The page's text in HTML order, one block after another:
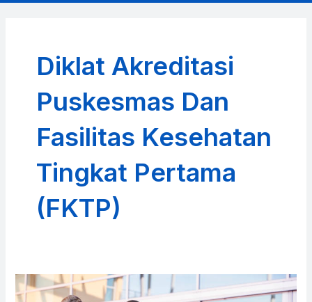
Diklat Akreditasi
Puskesmas Dan
Fasilitas Kesehatan
Tingkat Pertama
(FKTP)